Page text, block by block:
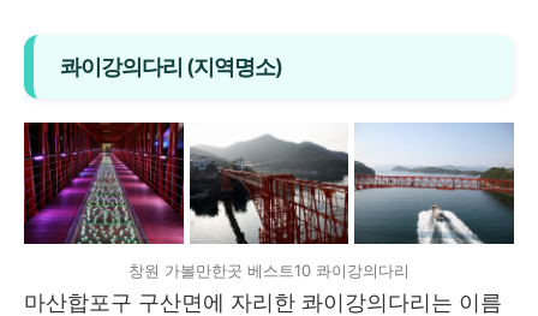
콰이강의다리 (지역명소)
창원 가볼만한곳 베스트10 콰이강의다리
마산합포구 구산면에 자리한 콰이강의다리는 이름